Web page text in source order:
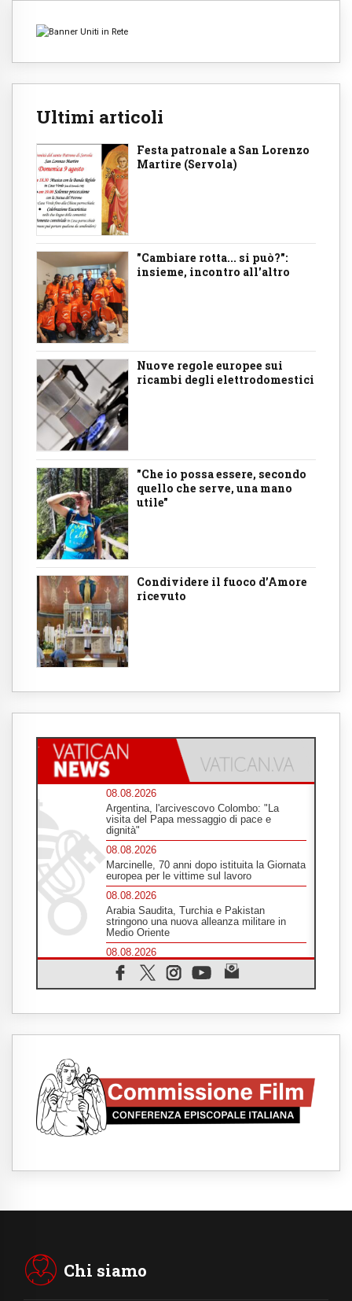
Ultimi articoli
Festa patronale a San Lorenzo
Martire (Servola)
"Cambiare rotta... si può?":
insieme, incontro all'altro
Nuove regole europee sui
ricambi degli elettrodomestici
"Che io possa essere, secondo
quello che serve, una mano
utile"
Condividere il fuoco d’Amore
ricevuto
08.08.2026
Argentina, l'arcivescovo Colombo: "La
visita del Papa messaggio di pace e
dignità"
08.08.2026
Marcinelle, 70 anni dopo istituita la Giornata
europea per le vittime sul lavoro
08.08.2026
Arabia Saudita, Turchia e Pakistan
stringono una nuova alleanza militare in
Medio Oriente
08.08.2026
Il Papa in Perù, il cardinale Castillo: spinta
all'unità in mezzo alle sfide del Paese
Rilanciare l'empatia, il progetto Triennale
07.08.2026
A Castel Gandolfo l'arazzo di Raffaello sulla
predica di San Paolo
Chi siamo